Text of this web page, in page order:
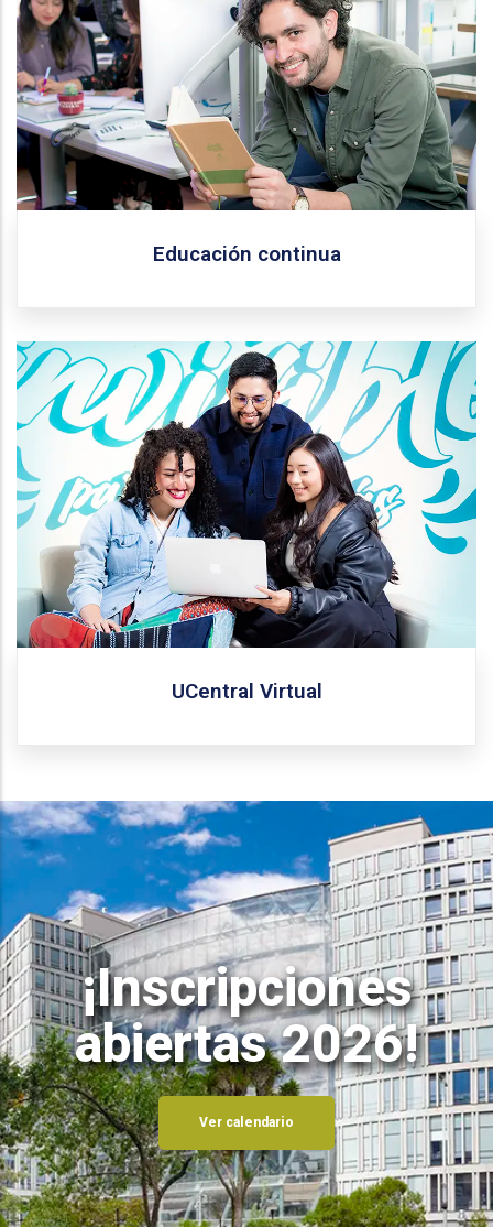
Educación continua
Más información
UCentral Virtual
Conoce todos la oferta de programas virtuales que
ofrece la Universidad Central.
Más información
¡Inscripciones
abiertas 2026!
Ver calendario